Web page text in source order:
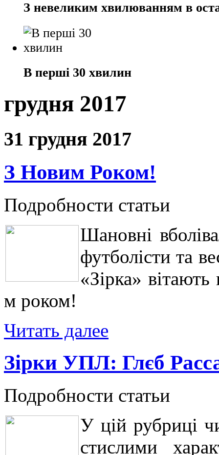
З невеликим хвилюванням в
В перші 30 хвилин
грудня 2017
31 грудня 2017
З Новим Роком!
Подробности статьи
Шановні
футболісти та
«Зірка»
м роком!
Читать далее
Зірки УПЛ: Глєб
Подробности статьи
У цій рубриці
стислими